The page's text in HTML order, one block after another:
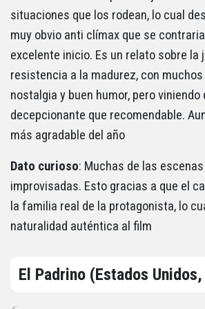
situaciones que los rodean, lo cual
muy obvio anti clímax que se
excelente inicio. Es un relato sobre la
resistencia a la madurez, con
nostalgia y buen humor, pero viniendo
decepcionante que recomendable.
más agradable del año
Dato curioso: Muchas de las
improvisadas. Esto gracias a que el
la familia real de la protagonista, lo
naturalidad auténtica al film
El Padrino (Estados